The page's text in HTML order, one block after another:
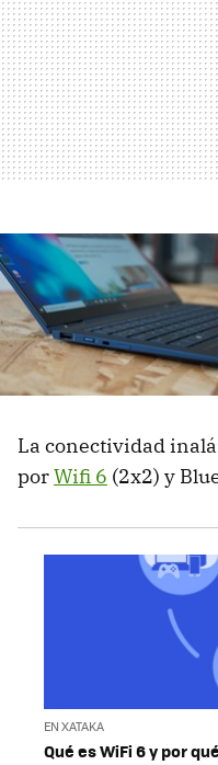
La conectividad
porWifi 6 (2x2) y
EN XATAKA
Qué es WiFi 6 y por